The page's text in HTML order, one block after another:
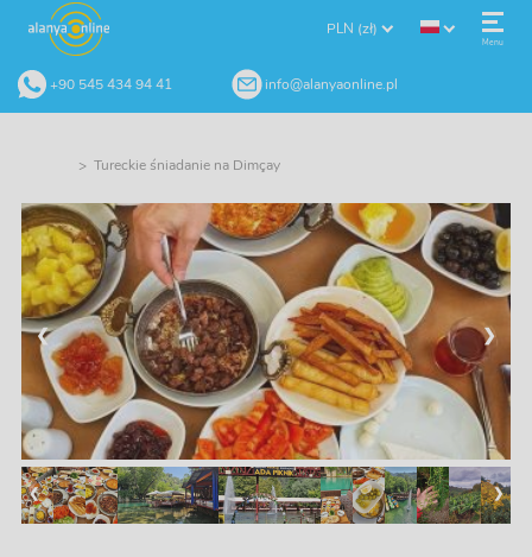
Menu
PLN (zł)
+90 545 434 94 41 info@alanyaonline.pl
> Tureckie śniadanie na Dimçay
❮ ❯
❮ ❯